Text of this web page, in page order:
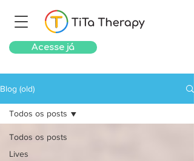
Acesse já
Blog (old)
Todos os posts
Lives
Todos os posts